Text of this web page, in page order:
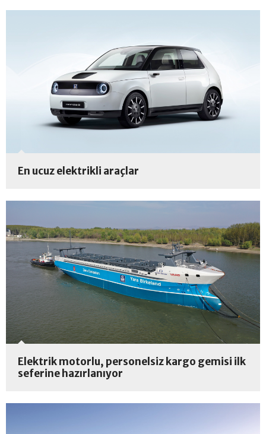
En ucuz elektrikli araçlar
Elektrik motorlu, personelsiz kargo gemisi ilk
seferine hazırlanıyor